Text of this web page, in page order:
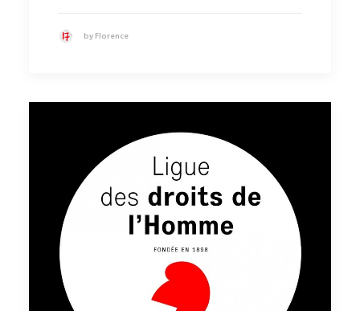
by Florence